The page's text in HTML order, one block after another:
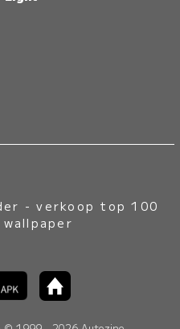
-verkoop top 100
wallpaper